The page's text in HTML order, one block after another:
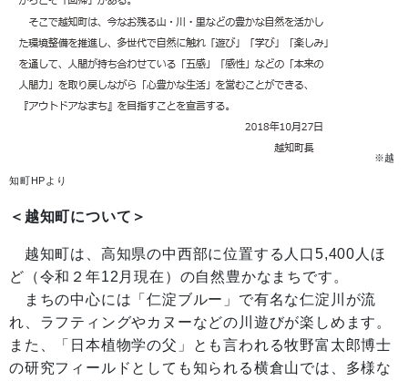
※越
知町HPより
＜越知町について＞
越知町は、高知県の中西部に位置する人口5,400人ほ
ど（令和２年12月現在）の自然豊かなまちです。
まちの中心には「仁淀ブルー」で有名な仁淀川が流
れ、ラフティングやカヌーなどの川遊びが楽しめます。
また、「日本植物学の父」とも言われる牧野富太郎博士
の研究フィールドとしても知られる横倉山では、多様な